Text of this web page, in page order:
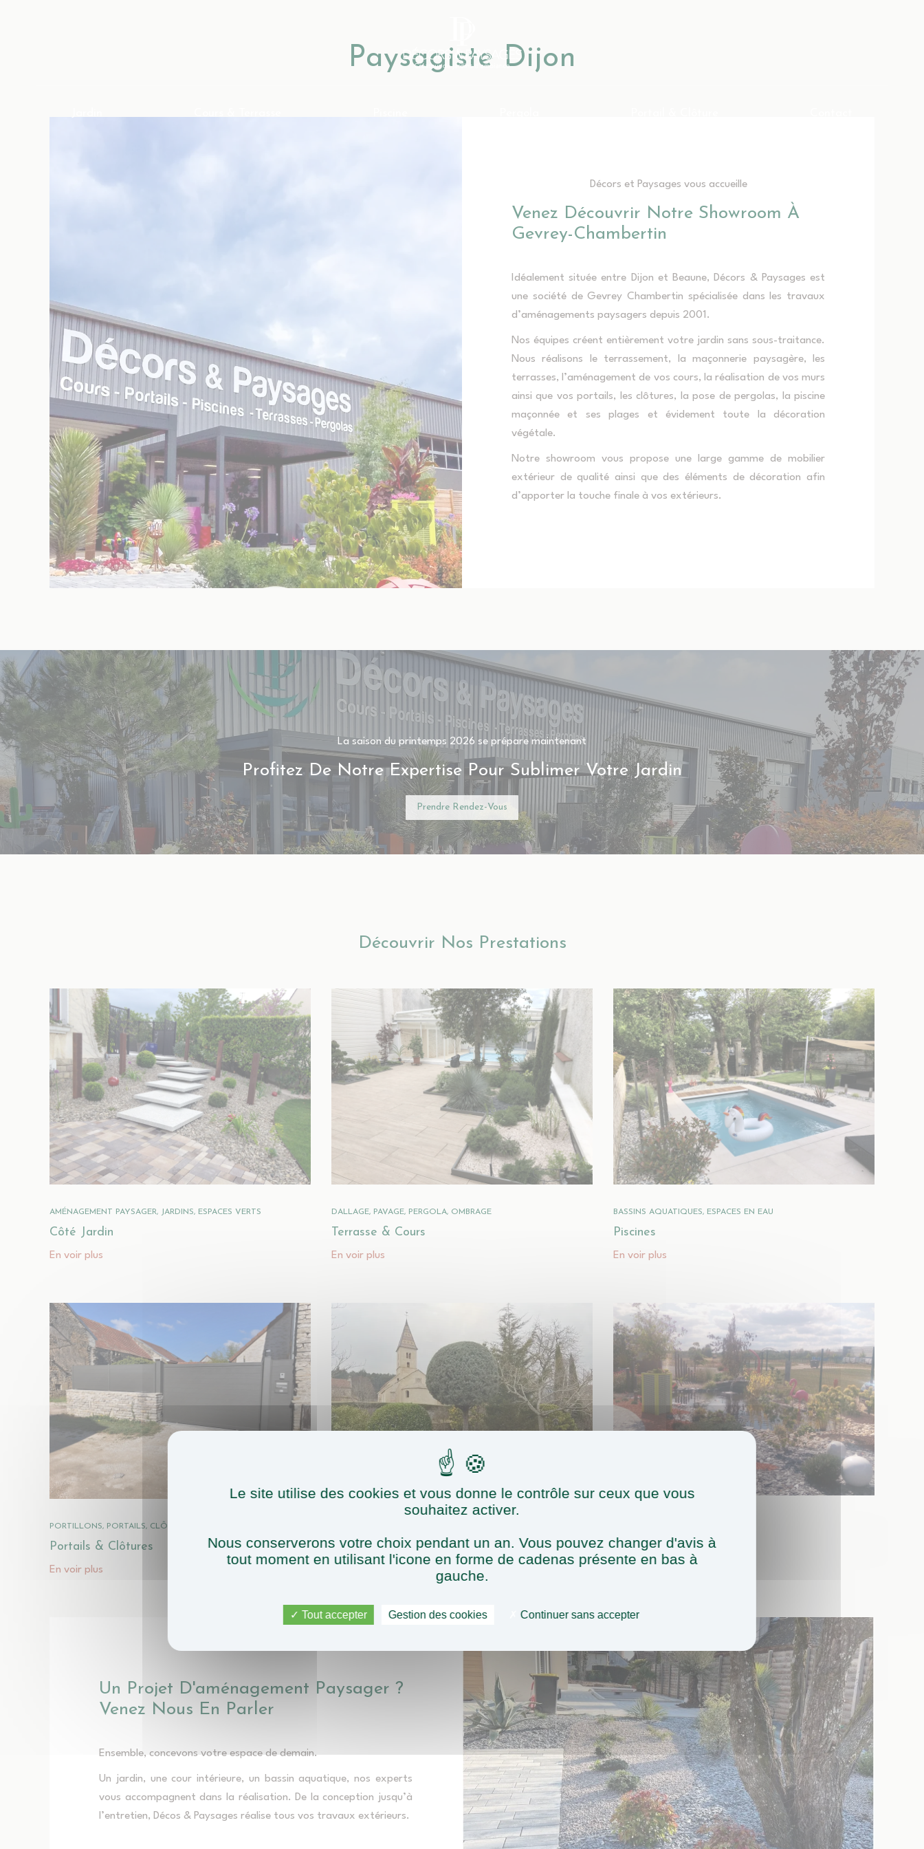
Paysagiste Dijon
Décors et Paysages vous accueille
Venez Découvrir Notre Showroom À
Gevrey-Chambertin
Idéalement située entre Dijon et Beaune, Décors & Paysages est
une société de Gevrey Chambertin spécialisée dans les travaux
d’aménagements paysagers depuis 2001.
Nos équipes créent entièrement votre jardin sans sous-traitance.
Nous réalisons le terrassement, la maçonnerie paysagère, les
terrasses, l’aménagement de vos cours, la réalisation de vos murs
ainsi que vos portails, les clôtures, la pose de pergolas, la piscine
maçonnée et ses plages et évidement toute la décoration
végétale.
Notre showroom vous propose une large gamme de mobilier
extérieur de qualité ainsi que des éléments de décoration afin
d’apporter la touche finale à vos extérieurs.
La saison du printemps 2026 se prépare maintenant
Profitez De Notre Expertise Pour Sublimer Votre Jardin
Prendre Rendez-Vous
Découvrir Nos Prestations
AMÉNAGEMENT PAYSAGER, JARDINS, ESPACES VERTS
Côté Jardin
En voir plus
DALLAGE, PAVAGE, PERGOLA, OMBRAGE
Terrasse & Cours
En voir plus
BASSINS AQUATIQUES, ESPACES EN EAU
Piscines
En voir plus
PORTILLONS, PORTAILS, CLÔTURES
Portails & Clôtures
En voir plus
Entretien Nos Produits
En voir plus
Un Projet D'aménagement Paysager ?
Venez Nous En Parler
Ensemble, concevons votre espace de demain.
Un jardin, une cour intérieure, un bassin aquatique, nos experts
vous accompagnent dans la réalisation. De la conception jusqu’à
l’entretien, Décos & Paysages réalise tous vos travaux extérieurs.
Cours & Terrasse Piscine
Le site utilise des cookies et vous donne le contrôle sur ceux que vous
souhaitez activer.
Nous conserverons votre choix pendant un an. Vous pouvez changer d'avis à
tout moment en utilisant l'icone en forme de cadenas présente en bas à
gauche.
Tout accepter Gestion des cookies Continuer sans accepter